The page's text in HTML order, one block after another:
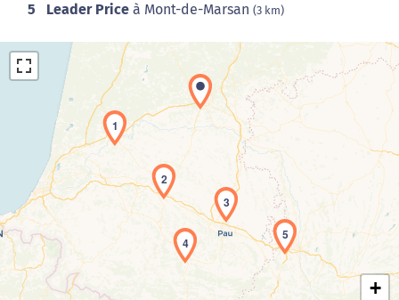
5 Leader Price à Mont-de-Marsan (3 km)
Chargement de la carte en cours...
1
2
3
4
5
+